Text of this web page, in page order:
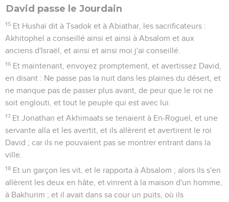
David passe le Jourdain
15 Et Hushaï dit à Tsadok et à Abiathar, les sacrificateurs :
Akhitophel a conseillé ainsi et ainsi à Absalom et aux
anciens d'Israël, et ainsi et ainsi moi j'ai conseillé.
16 Et maintenant, envoyez promptement, et avertissez David,
en disant : Ne passe pas la nuit dans les plaines du désert, et
ne manque pas de passer plus avant, de peur que le roi ne
soit englouti, et tout le peuple qui est avec lui.
17 Et Jonathan et Akhimaats se tenaient à En-Roguel, et une
servante alla et les avertit, et ils allèrent et avertirent le roi
David ; car ils ne pouvaient pas se montrer entrant dans la
ville.
18 Et un garçon les vit, et le rapporta à Absalom ; alors ils s'en
allèrent les deux en hâte, et vinrent à la maison d'un homme,
à Bakhurim ; et il avait dans sa cour un puits, où ils